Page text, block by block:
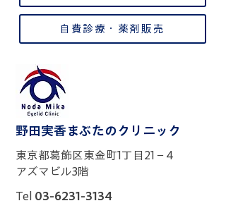
自費診療・薬剤販売
野田実香まぶたのクリニック
東京都葛飾区東金町1丁目21－4
アズマビル3階
Tel 03-6231-3134